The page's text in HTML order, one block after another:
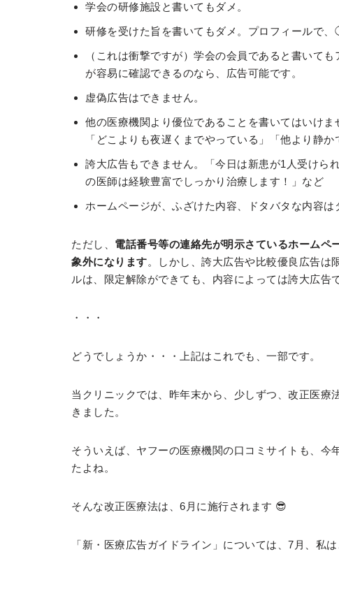
学会の研修施設と書いてもダメ。
研修を受けた旨を書いてもダメ。プロフィールで
（これは衝撃ですが）学会の会員であると書いて
が容易に確認できるのなら、広告可能です。
虚偽広告はできません。
他の医療機関より優位であることを書いてはいけま
「どこよりも夜遅くまでやっている」「他より静か
誇大広告もできません。「今日は新患が1人受けら
の医師は経験豊富でしっかり治療します！」など
ホームページが、ふざけた内容、ドタバタな内容は
ただし、 電話番号等の連絡先が明示さているホームペ
象外になります。しかし、誇大広告や比較優良広告は
ルは、限定解除ができても、内容によっては誇大広告
・・・
どうでしょうか・・・上記はこれでも、一部です。
当クリニックでは、昨年末から、少しずつ、改正医療
きました。
そういえば、ヤフーの医療機関の口コミサイトも、今
たよね。
そんな改正医療法は、6月に施行されます 😎
「新・医療広告ガイドライン」については、7月、私